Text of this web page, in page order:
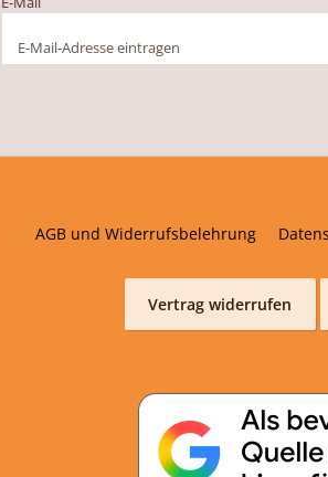
AGB und Widerrufsbelehrung
Vertrag widerrufen